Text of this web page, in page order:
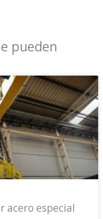
pueden
acero especial